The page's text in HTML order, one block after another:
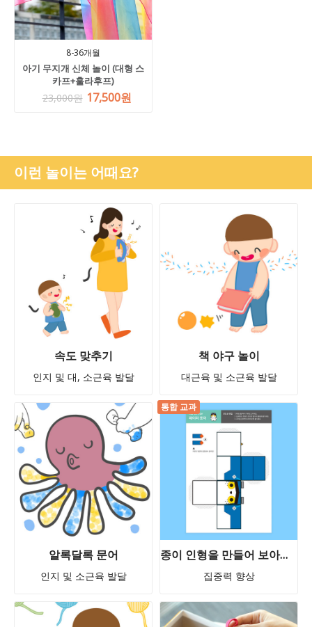
8-36개월
아기 무지개 신체 놀이 (대형 스
카프+훌라후프)
23,000원 17,500원
이런 놀이는 어때요?
속도 맞추기
인지 및 대, 소근육 발달
책 야구 놀이
대근육 및 소근육 발달
알록달록 문어
인지 및 소근육 발달
통합 교과
종이 인형을 만들어 보아요 - 페이퍼 토이 무료 활동지(1) 파란 강아지 만들기 ★ 차이의 놀이 무료 활동지 즉시 다운로드!
집중력 향상